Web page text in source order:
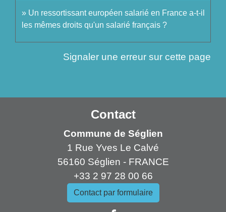
Un ressortissant européen salarié en France a-t-il
les mêmes droits qu'un salarié français ?
Signaler une erreur sur cette page
Contact
Commune de Séglien
1 Rue Yves Le Calvé
56160 Séglien - FRANCE
+33 2 97 28 00 66
Contact par formulaire